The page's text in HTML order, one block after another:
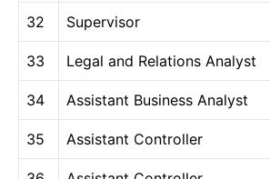
32 Supervisor
33 Legal and Relations Analyst
34 Assistant Business Analyst
35 Assistant Controller